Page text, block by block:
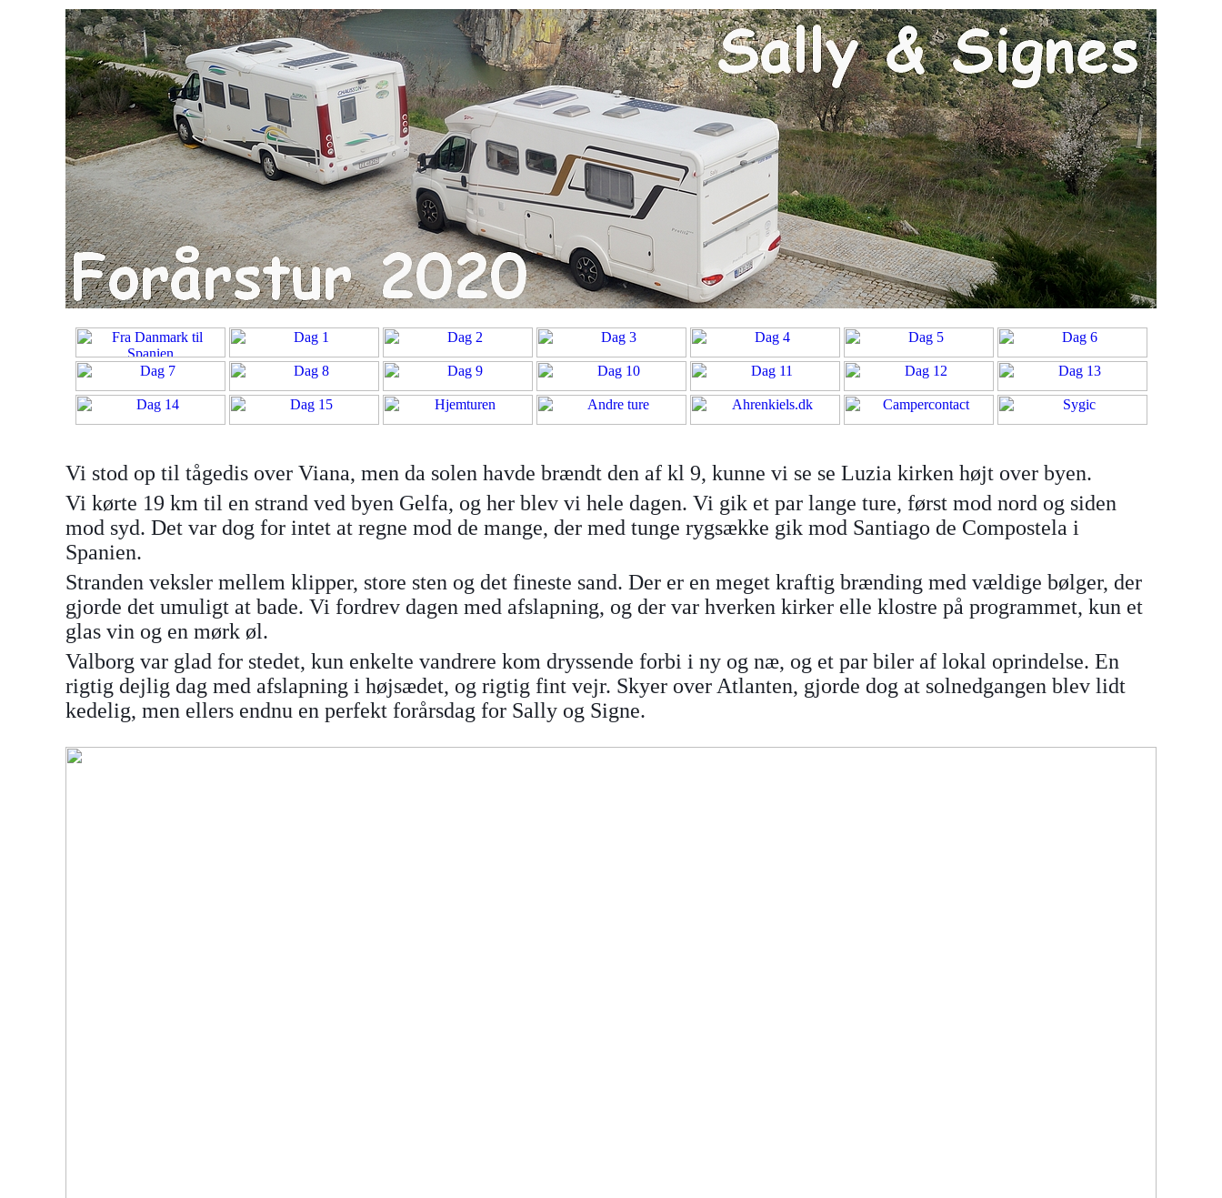
Vi stod op til tågedis over Viana, men da solen havde brændt den af kl 9, kunne vi se se Luzia kirken højt over byen.
Vi kørte 19 km til en strand ved byen Gelfa, og her blev vi hele dagen. Vi gik et par lange ture, først mod nord og siden
mod syd. Det var dog for intet at regne mod de mange, der med tunge rygsække gik mod Santiago de Compostela i
Spanien.
Stranden veksler mellem klipper, store sten og det fineste sand. Der er en meget kraftig brænding med vældige bølger, der
gjorde det umuligt at bade. Vi fordrev dagen med afslapning, og der var hverken kirker elle klostre på programmet, kun et
glas vin og en mørk øl.
Valborg var glad for stedet, kun enkelte vandrere kom dryssende forbi i ny og næ, og et par biler af lokal oprindelse. En
rigtig dejlig dag med afslapning i højsædet, og rigtig fint vejr. Skyer over Atlanten, gjorde dog at solnedgangen blev lidt
kedelig, men ellers endnu en perfekt forårsdag for Sally og Signe.